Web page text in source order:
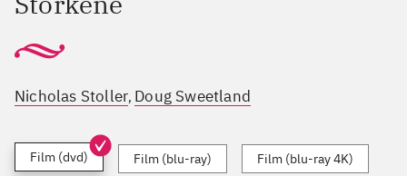
Nicholas Stoller, Doug Sweetland
Film (dvd) Film (blu-ray) Film (blu-ray 4K)